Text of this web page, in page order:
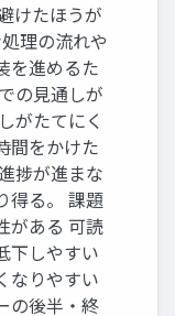
けたほうが
理の流れや
を進めるた
の見通しが
がたてにく
間をかけた
捗が進まな
得る。 課題
がある 可読
下しやすい
なりやすい
の後半・終